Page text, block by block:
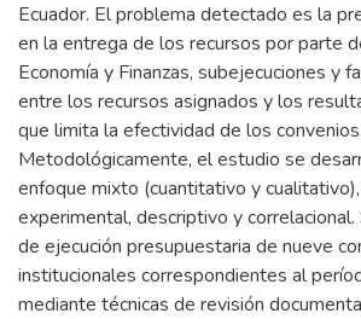
Ecuador. El problema detectado es la
en la entrega de los recursos por parte
Economía y Finanzas, subejecuciones y
entre los recursos asignados y los
que limita la efectividad de los convenios.
Metodológicamente, el estudio se
enfoque mixto (cuantitativo y
experimental, descriptivo y
de ejecución presupuestaria de nueve
institucionales correspondientes al
mediante técnicas de revisión